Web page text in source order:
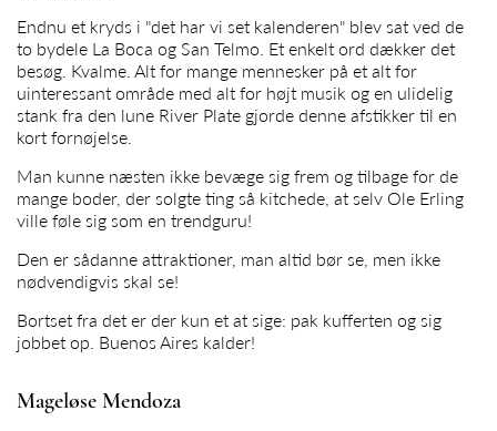
Endnu et kryds i "det har vi set kalenderen" blev sat ved de
to bydele La Boca og San Telmo. Et enkelt ord dækker det
besøg. Kvalme. Alt for mange mennesker på et alt for
uinteressant område med alt for højt musik og en ulidelig
stank fra den lune River Plate gjorde denne afstikker til en
kort fornøjelse.
Man kunne næsten ikke bevæge sig frem og tilbage for de
mange boder, der solgte ting så kitchede, at selv Ole Erling
ville føle sig som en trendguru!
Den er sådanne attraktioner, man altid bør se, men ikke
nødvendigvis skal se!
Bortset fra det er der kun et at sige: pak kufferten og sig
jobbet op. Buenos Aires kalder!
Mageløse Mendoza